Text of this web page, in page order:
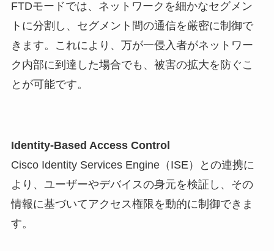
FTDモードでは、ネットワークを細かなセグメン
トに分割し、セグメント間の通信を厳密に制御で
きます。これにより、万が一侵入者がネットワー
ク内部に到達した場合でも、被害の拡大を防ぐこ
とが可能です。
Identity-Based Access Control
Cisco Identity Services Engine（ISE）との連携に
より、ユーザーやデバイスの身元を検証し、その
情報に基づいてアクセス権限を動的に制御できま
す。